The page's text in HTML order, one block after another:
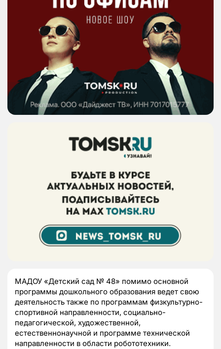
МАДОУ «Детский сад № 48» помимо основной
программы дошкольного образования ведет свою
деятельность также по программам физкультурно-
спортивной направленности, социально-
педагогической, художественной,
естественнонаучной и программе технической
направленности в области робототехники.